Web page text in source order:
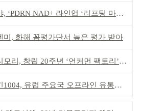
‘PDRN NAD+ 라인업 ‘리프팅 마스크’ 출시
미, 화해 꼼평가단서 높은 평가 받아
리, 창립 20주년 ‘언커먼 팩토리’ 팝업 성료
유럽 주요국 오프라인 유통망 확대